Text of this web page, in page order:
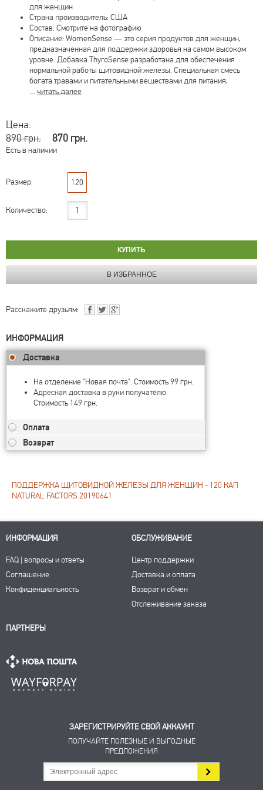
для женщин
Страна производитель: США
Состав: Смотрите на фотографию
Описание: WomenSense — это серия продуктов для женщин,
предназначенная для поддержки здоровья на самом высоком
уровне. Добавка ThyroSense разработана для обеспечения
нормальной работы щитовидной железы. Специальная смесь
богата травами и питательными веществами для питания,
… читать далее
Цена:
890 грн.
870 грн.
Есть в наличии
Размер: 120
Количество:
Расскажите друзьям:
ИНФОРМАЦИЯ
Доставка
На отделение "Новая почта". Стоимость 99 грн.
Адресная доставка в руки получателю.
Стоимость 149 грн.
Оплата
Возврат
ПОДДЕРЖКА ЩИТОВИДНОЙ ЖЕЛЕЗЫ ДЛЯ ЖЕНЩИН - 120 КАП
NATURAL FACTORS 20190641
ИНФОРМАЦИЯ
FAQ | вопросы и ответы
Соглашение
Конфиденциальность
ОБСЛУЖИВАНИЕ
Центр поддержки
Доставка и оплата
Возврат и обмен
Отслеживание заказа
ПАРТНЕРЫ
ЗАРЕГИСТРИРУЙТЕ СВОЙ АККАУНТ
ПОЛУЧАЙТЕ ПОЛЕЗНЫЕ И ВЫГОДНЫЕ
ПРЕДЛОЖЕНИЯ